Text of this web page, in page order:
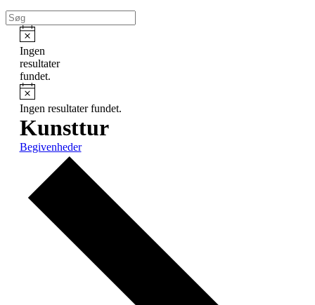
Ingen
resultater
fundet.
Ingen resultater fundet.
Kunsttur
Begivenheder